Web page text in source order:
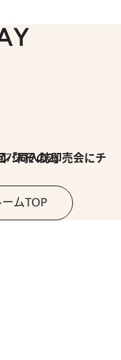
即売会にチャレンジ その2」
ムTOP